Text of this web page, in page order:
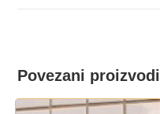
Povezani proizvodi